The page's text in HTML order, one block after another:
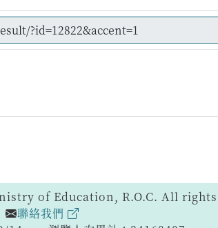
of Education, R.O.C. All
聯絡我們